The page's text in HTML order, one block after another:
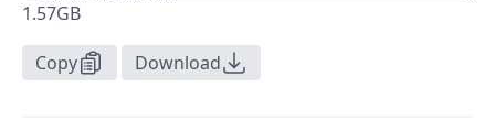
1.57GB
Copy Download